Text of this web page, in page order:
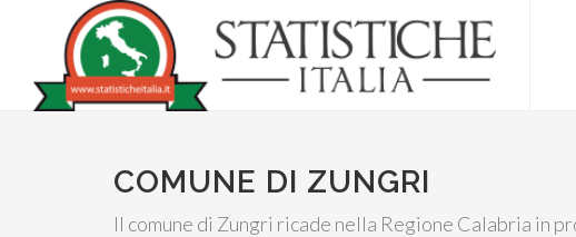
COMUNE DI ZUNGRI
Il comune di Zungri ricade nella Regione Calabria in